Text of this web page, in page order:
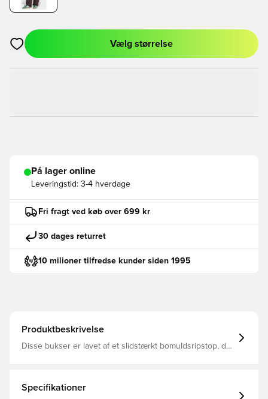
Åbner en Modal til at logge ind eller tilmelde dig som medlem
Vælg størrelse
På lager online
Leveringstid: 3-4 hverdage
Fri fragt ved køb over 699 kr
30 dages returret
10 milioner tilfredse kunder siden 1995
Produktbeskrivelse
Disse bukser er lavet af et slidstærkt bomuldsripstop, der
pasform Elastisk talje med løbesnor 100 % bomuld
Sidelommer Cargolommer
Specifikationer